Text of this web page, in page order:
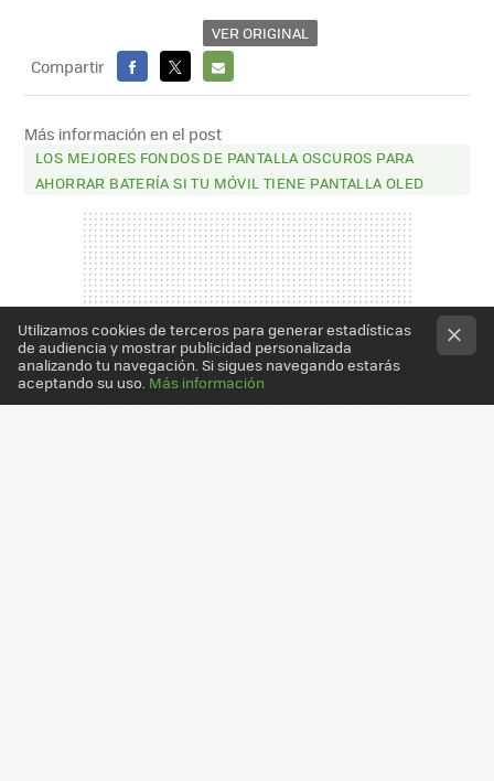
VER ORIGINAL
Compartir
FACEBOOK
X
E-
MAIL
Más información en el post
LOS MEJORES FONDOS DE PANTALLA OSCUROS PARA
AHORRAR BATERÍA SI TU MÓVIL TIENE PANTALLA OLED
Utilizamos cookies de terceros para generar estadísticas
de audiencia y mostrar publicidad personalizada
analizando tu navegación. Si sigues navegando estarás
aceptando su uso. Más información